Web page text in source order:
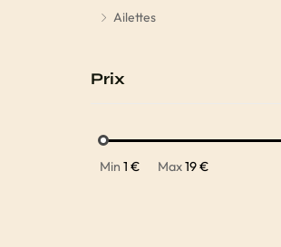
Ailettes
Prix
Min 1 € Max19 €